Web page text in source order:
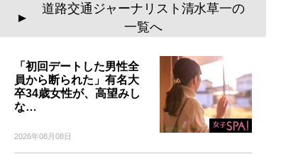
▲
道路交通ジャーナリスト清水草一の
一覧へ
「初回デートした男性全
員から断られた」有名大
卒34歳女性が、高望みし
な…
2026年08月08日